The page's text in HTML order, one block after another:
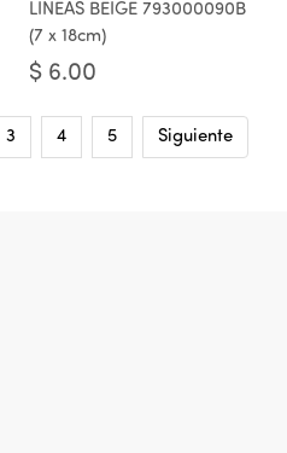
LINEAS BEIGE 793000090B
(7 x 18cm)
$ 6.00
3 4 5 Siguiente